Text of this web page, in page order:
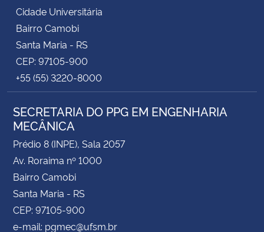
Cidade Universitária
Bairro Camobi
Santa Maria - RS
CEP: 97105-900
+55 (55) 3220-8000
SECRETARIA DO PPG EM ENGENHARIA
MECÂNICA
Prédio 8 (INPE), Sala 2057
Av. Roraima nº 1000
Bairro Camobi
Santa Maria - RS
CEP: 97105-900
e-mail: pgmec@ufsm.br